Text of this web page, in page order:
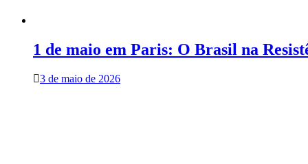
1 de maio em Paris: O Brasil na
3 de maio de 2026